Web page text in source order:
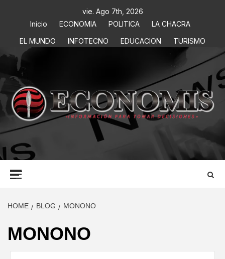
vie. Ago 7th, 2026
Inicio
ECONOMIA POLITICA
LA CHACRA
EL MUNDO
INFOTECNO EDUCACION TURISMO
ECONOMIS
INFORMACIÓN PARA TOMAR DECISIONES
HOME BLOG MONONO
MONONO